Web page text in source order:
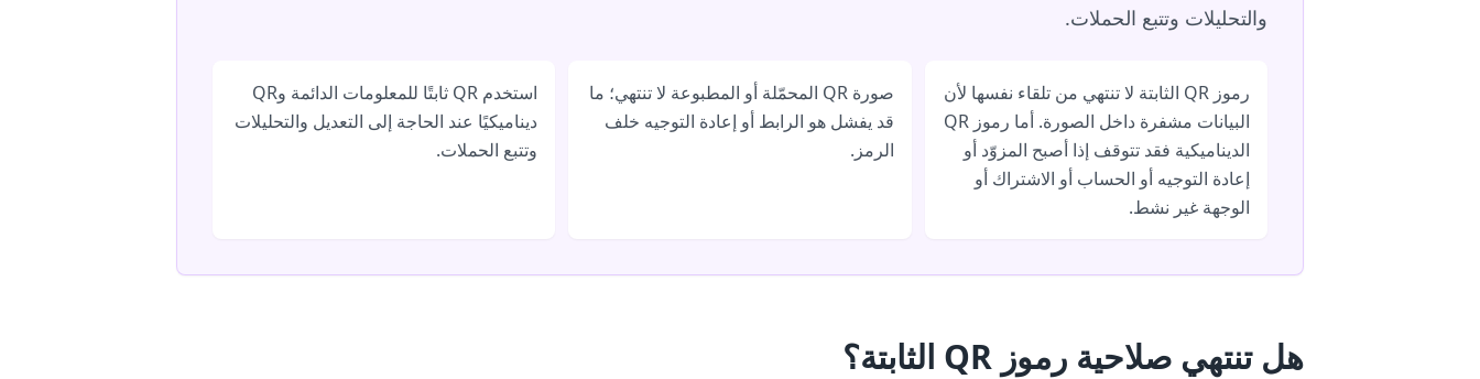
والتحليلات وتتبع الحملات.
رموز QR الثابتة لا تنتهي من تلقاء نفسها لأن
البيانات مشفرة داخل الصورة. أما رموز QR
الديناميكية فقد تتوقف إذا أصبح المزوّد أو
إعادة التوجيه أو الحساب أو الاشتراك أو
الوجهة غير نشط.
صورة QR المحمّلة أو المطبوعة لا تنتهي؛ ما
قد يفشل هو الرابط أو إعادة التوجيه خلف
الرمز.
استخدم QR ثابتًا للمعلومات الدائمة وQR
ديناميكيًا عند الحاجة إلى التعديل والتحليلات
وتتبع الحملات.
هل تنتهي صلاحية رموز QR الثابتة؟